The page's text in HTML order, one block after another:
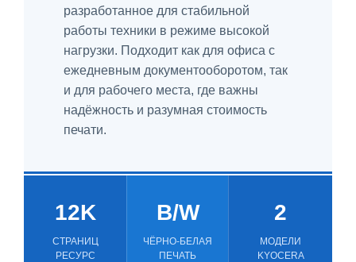
разработанное для стабильной
работы техники в режиме высокой
нагрузки. Подходит как для офиса с
ежедневным документооборотом, так
и для рабочего места, где важны
надёжность и разумная стоимость
печати.
12K
СТРАНИЦ
РЕСУРС
B/W
ЧЁРНО-БЕЛАЯ
ПЕЧАТЬ
2
МОДЕЛИ
KYOCERA